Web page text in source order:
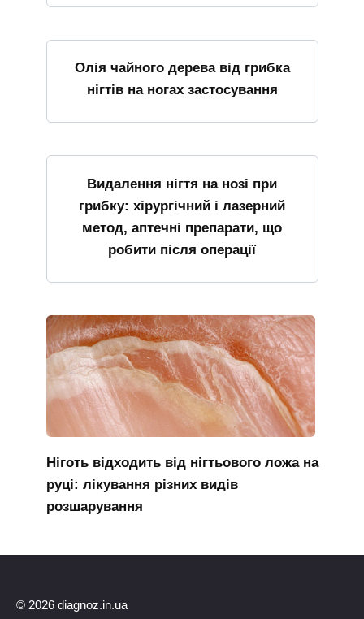
Олія чайного дерева від грибка
нігтів на ногах застосування
Видалення нігтя на нозі при
грибку: хірургічний і лазерний
метод, аптечні препарати, що
робити після операції
Ніготь відходить від нігтьового ложа на
руці: лікування різних видів
розшарування
© 2026 diagnoz.in.ua